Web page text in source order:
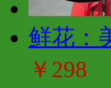
鲜花：
￥298